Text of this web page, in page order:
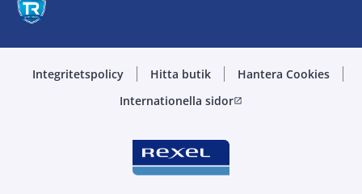
Integritetspolicy Hitta butik
Hantera Cookies
Internationella sidoropen_in_new